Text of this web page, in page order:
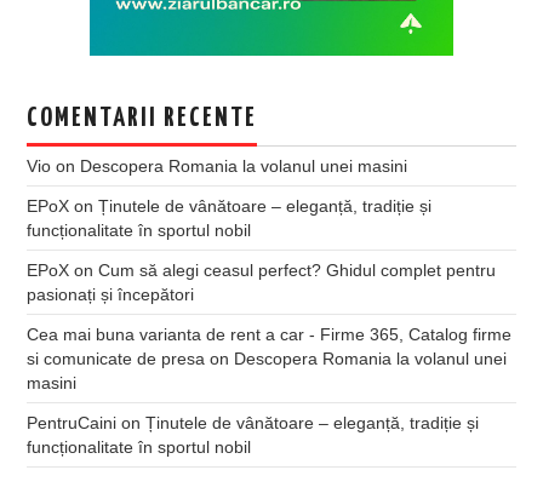
COMENTARII RECENTE
Vio on Descopera Romania la volanul unei masini
EPoX onȚinutele de vânătoare – eleganță, tradiție și
funcționalitate în sportul nobil
EPoX onCum să alegi ceasul perfect? Ghidul complet pentru
pasionați și începători
Cea mai buna varianta de rent a car - Firme 365, Catalog firme
si comunicate de presa on Descopera Romania la volanul unei
masini
PentruCaini onȚinutele de vânătoare – eleganță, tradiție și
funcționalitate în sportul nobil